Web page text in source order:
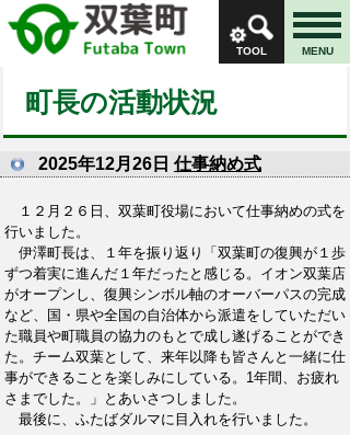
TOOL MENU
町長の活動状況
2025年12月26日 仕事納め式
１２月２６日、双葉町役場において仕事納めの式を
行いました。
伊澤町長は、１年を振り返り「双葉町の復興が１歩
ずつ着実に進んだ１年だったと感じる。イオン双葉店
がオープンし、復興シンボル軸のオーバーパスの完成
など、国・県や全国の自治体から派遣をしていただい
た職員や町職員の協力のもとで成し遂げることができ
た。チーム双葉として、来年以降も皆さんと一緒に仕
事ができることを楽しみにしている。1年間、お疲れ
さまでした。」とあいさつしました。
最後に、ふたばダルマに目入れを行いました。